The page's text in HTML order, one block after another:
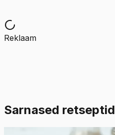
Reklaam
Sarnased retseptid